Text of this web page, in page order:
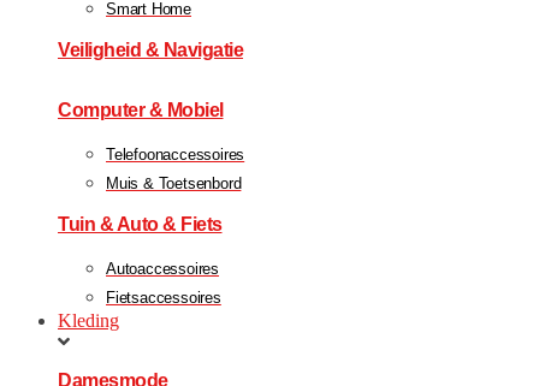
Smart Home
Veiligheid & Navigatie
Computer & Mobiel
Telefoonaccessoires
Muis & Toetsenbord
Tuin & Auto & Fiets
Autoaccessoires
Fietsaccessoires
Kleding
Damesmode